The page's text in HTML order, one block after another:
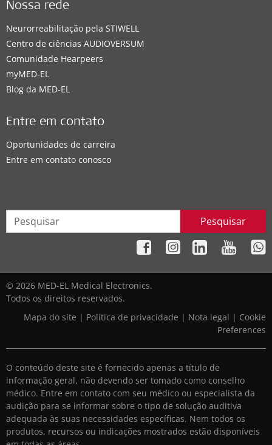
Nossa rede
Neurorreabilitação pela STIWELL
Centro de ciências AUDIOVERSUM
Comunidade Hearpeers
myMED‑EL
Blog da MED-EL
Entre em contato
Oportunidades de carreira
Entre em contato conosco
Pesquisar
© 2026 MED-EL Medical Electronics.
Todos os direitos reservados.
Mapa do site | Política de privacidade | Nota legal | Cookie
Preferences
O conteúdo deste site é fornecido apenas a título de
informação geral, não devendo ser tomado como conselho
médico. Entre em contato com seu médico ou especialista da
audição para se informar sobre o tipo de solução auditiva
adequada às suas necessidades específicas. Nem todos os
produtos, recursos ou indicações mostrados estão disponíveis